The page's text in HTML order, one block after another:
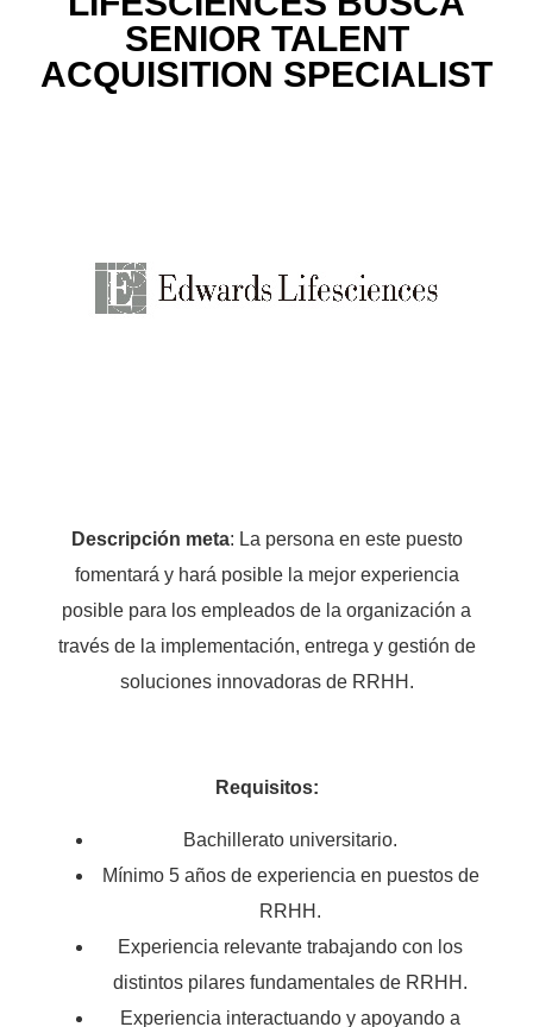
SENIOR TALENT
ACQUISITION SPECIALIST
Descripción meta: La persona en este puesto
fomentará y hará posible la mejor experiencia
posible para los empleados de la organización a
través de la implementación, entrega y gestión de
soluciones innovadoras de RRHH.
Requisitos:
Bachillerato universitario.
Mínimo 5 años de experiencia en puestos de
RRHH.
Experiencia relevante trabajando con los
distintos pilares fundamentales de RRHH.
Experiencia interactuando y apoyando a